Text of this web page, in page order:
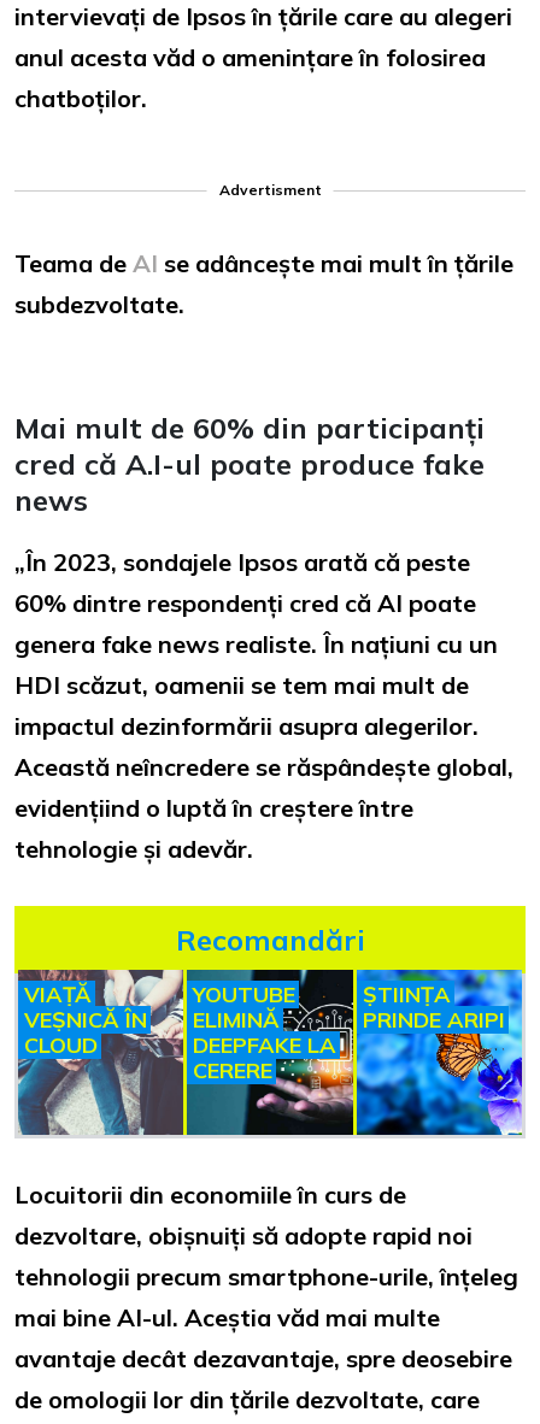
intervievați de Ipsos în țările care au alegeri
anul acesta văd o amenințare în folosirea
chatboților.
Advertisment
Teama de AI se adâncește mai mult în țările
subdezvoltate.
Mai mult de 60% din participanți
cred că A.I-ul poate produce fake
news
„În 2023, sondajele Ipsos arată că peste
60% dintre respondenți cred că AI poate
genera fake news realiste. În națiuni cu un
HDI scăzut, oamenii se tem mai mult de
impactul dezinformării asupra alegerilor.
Această neîncredere se răspândește global,
evidențiind o luptă în creștere între
tehnologie și adevăr.
Recomandări
VIAȚĂ
VEȘNICĂ ÎN
CLOUD
YOUTUBE
ELIMINĂ
DEEPFAKE LA
CERERE
ȘTIINȚA
PRINDE ARIPI
Locuitorii din economiile în curs de
dezvoltare, obișnuiți să adopte rapid noi
tehnologii precum smartphone-urile, înțeleg
mai bine AI-ul. Aceștia văd mai multe
avantaje decât dezavantaje, spre deosebire
de omologii lor din țările dezvoltate, care